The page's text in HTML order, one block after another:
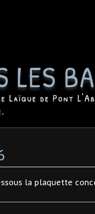
LES
Laïque de Pont
la plaquette